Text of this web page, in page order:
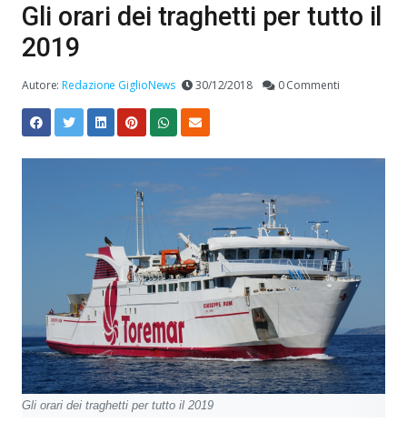
Gli orari dei traghetti per tutto il
2019
Autore:Redazione GiglioNews 30/12/2018 0 Commenti
Gli orari dei traghetti per tutto il 2019